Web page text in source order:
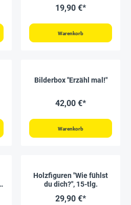
19,90 €*
Warenkorb
Bilderbox "Erzähl mal!"
42,00 €*
Warenkorb
Holzfiguren "Wie fühlst
du dich?", 15-tlg.
29,90 €*